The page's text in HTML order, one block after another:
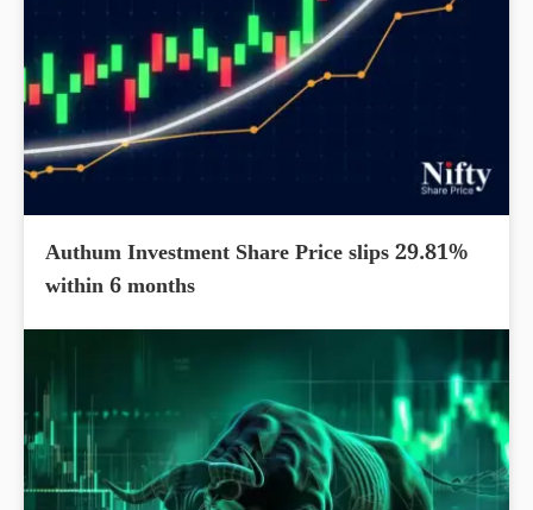
Authum Investment Share Price slips 29.81%
within 6 months